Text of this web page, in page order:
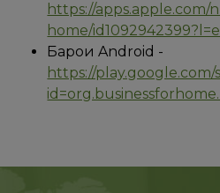
https://apps.apple.com/
home/
Барои Android -
https://play.google.com/